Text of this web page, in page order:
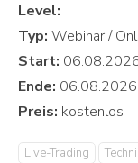
Level:
Typ:
Start:
Ende:
Preis:
Live-Trading